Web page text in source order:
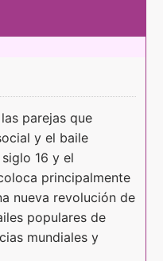
parejas que
y el baile
16 y el
principalmente
nueva revolución de
populares de
mundiales y